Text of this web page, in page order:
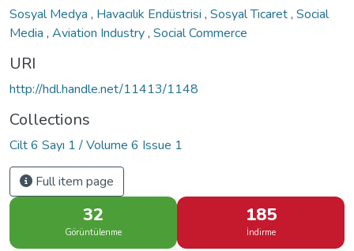
Sosyal Medya , Havacılık Endüstrisi , Sosyal Ticaret, Social
Media , Aviation Industry, Social Commerce
URI
http://hdl.handle.net/11413/1148
Collections
Cilt 6 Sayı 1 / Volume 6 Issue 1
Full item page
32
Görüntülenme
185
İndirme